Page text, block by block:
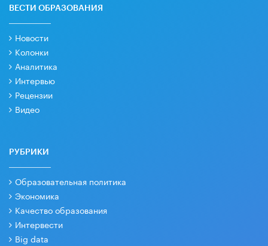
ВЕСТИ ОБРАЗОВАНИЯ
Новости
Колонки
Аналитика
Интервью
Рецензии
Видео
РУБРИКИ
Образовательная политика
Экономика
Качество образования
Интервести
Big data